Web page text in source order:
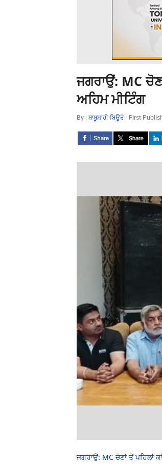
ਜਗਰਾਉਂ: MC
ਅਹਿਮ ਮੀਟਿੰਗ
By : ਬਾਬੂਸ਼ਾਹੀ ਬਿਊਰੋ First
ਜਗਰਾਉਂ: MC ਚੋਣਾਂ ਤੋਂ ਪਹਿਲਾਂ